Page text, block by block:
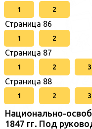
1 2
Страница 86
1 2
Страница 87
1 2 3
Страница 88
1 2 3
Национально-
1847 гг. Под